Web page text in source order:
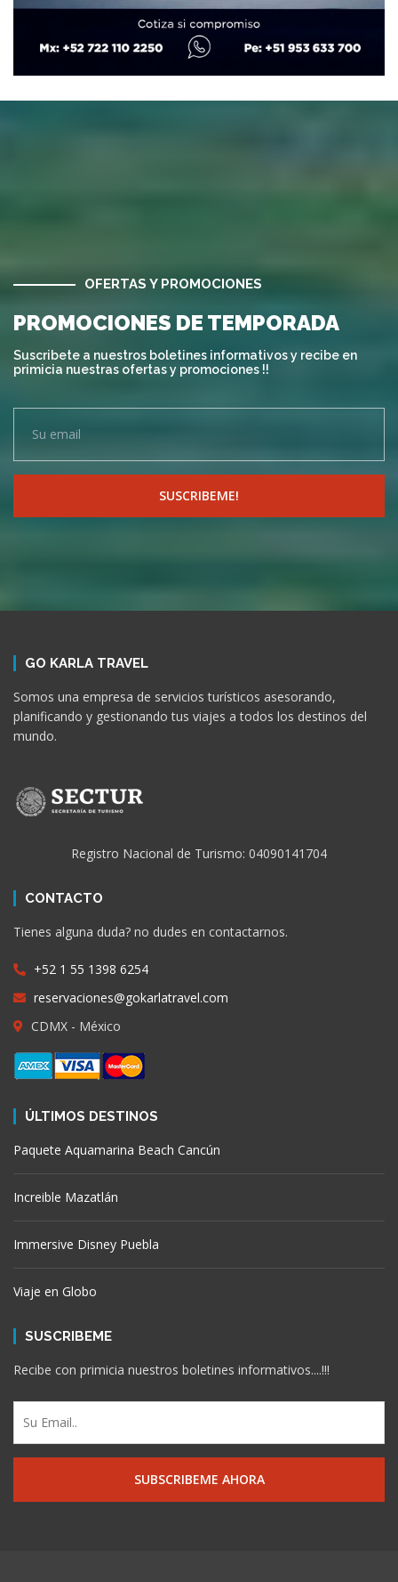
OFERTAS Y PROMOCIONES
PROMOCIONES DE TEMPORADA
Suscribete a nuestros boletines informativos y recibe en
primicia nuestras ofertas y promociones !!
GO KARLA TRAVEL
Somos una empresa de servicios turísticos asesorando,
planificando y gestionando tus viajes a todos los destinos del
mundo.
Registro Nacional de Turismo: 04090141704
CONTACTO
Tienes alguna duda? no dudes en contactarnos.
+52 1 55 1398 6254
reservaciones@gokarlatravel.com
CDMX - México
ÚLTIMOS DESTINOS
Paquete Aquamarina Beach Cancún
Increible Mazatlán
Immersive Disney Puebla
Viaje en Globo
SUSCRIBEME
Recibe con primicia nuestros boletines informativos....!!!